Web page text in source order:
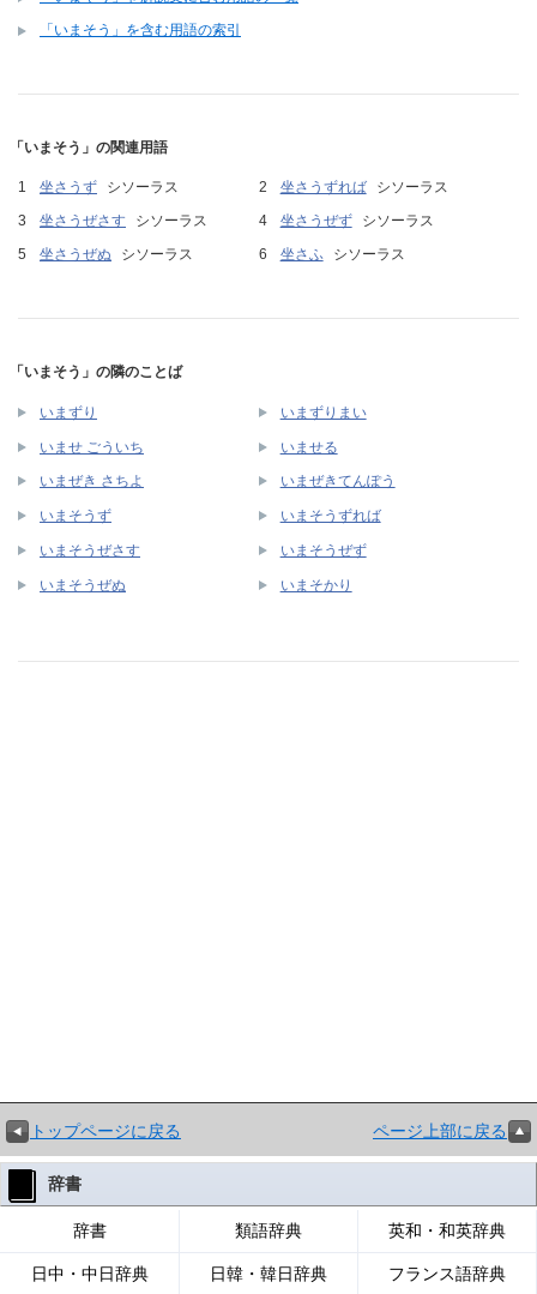
「いまそう」を含む用語の索引
「いまそう」の関連用語
坐さうず シソーラス 坐さうずれば
シソーラス
坐さうぜさす
シソーラス 坐さうぜず
シソーラス
坐さうぜぬ
シソーラス 坐さふ シソーラス
「いまそう」の隣のことば
いまずり いまずりまい
いませ ごういち いませる
いまぜき さちよ いまぜきてんぽう
いまそうず いまそうずれば
いまそうぜさす いまそうぜず
いまそうぜぬ いまそかり
トップページに戻る ページ上部に戻る
辞書
辞書 類語辞典 英和・和英辞典
日中・中日辞典 日韓・韓日辞典 フランス語辞典